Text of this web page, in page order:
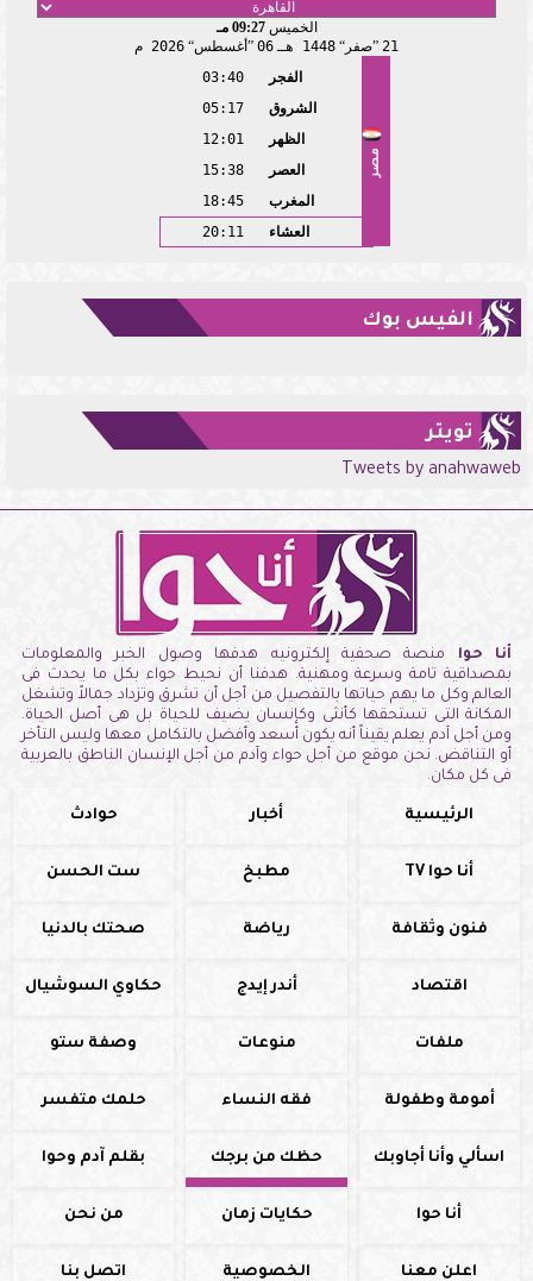
الخميس09:27 مـ
21
صفر 1448 هـ 06 أغسطس 2026 م
مصر
الفجر
03:40
الشروق
05:17
الظهر
12:01
العصر
15:38
المغرب
18:45
العشاء
20:11
الفيس بوك
تويتر
Tweets by anahwaweb
أنا حوا منصة صحفية إلكترونيه هدفها وصول الخبر والمعلومات
بمصداقية تامة وسرعة ومهنية. هدفنا أن نحيط حواء بكل ما يحدث فى
العالم وكل ما يهم حياتها بالتفصيل من أجل أن تشرق وتزداد جمالاً وتشغل
المكانة التى تستحقها كأنثى وكإنسان يضيف للحياة بل هى أصل الحياة.
ومن أجل آدم يعلم يقيناً أنه يكون أسعد وأفضل بالتكامل معها وليس التأخر
أو التناقض. نحن موقع من أجل حواء وآدم من أجل الإنسان الناطق بالعربية
فى كل مكان.
الرئيسية أخبار حوادث
أنا حوا TV مطبخ ست الحسن
فنون وثقافة رياضة صحتك بالدنيا
اقتصاد أندر إيدج حكاوي السوشيال
ملفات منوعات وصفة ستو
أمومة وطفولة فقه النساء حلمك متفسر
اسألي وأنا أجاوبك حظك من برجك بقلم آدم وحوا
أنا حوا حكايات زمان من نحن
اعلن معنا الخصوصية اتصل بنا